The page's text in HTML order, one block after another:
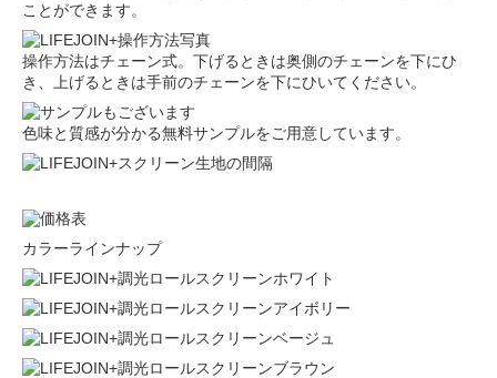
ことができます。
操作方法はチェーン式。下げるときは奥側のチェーンを下にひ
き、上げるときは手前のチェーンを下にひいてください。
色味と質感が分かる無料サンプルをご用意しています。
カラーラインナップ